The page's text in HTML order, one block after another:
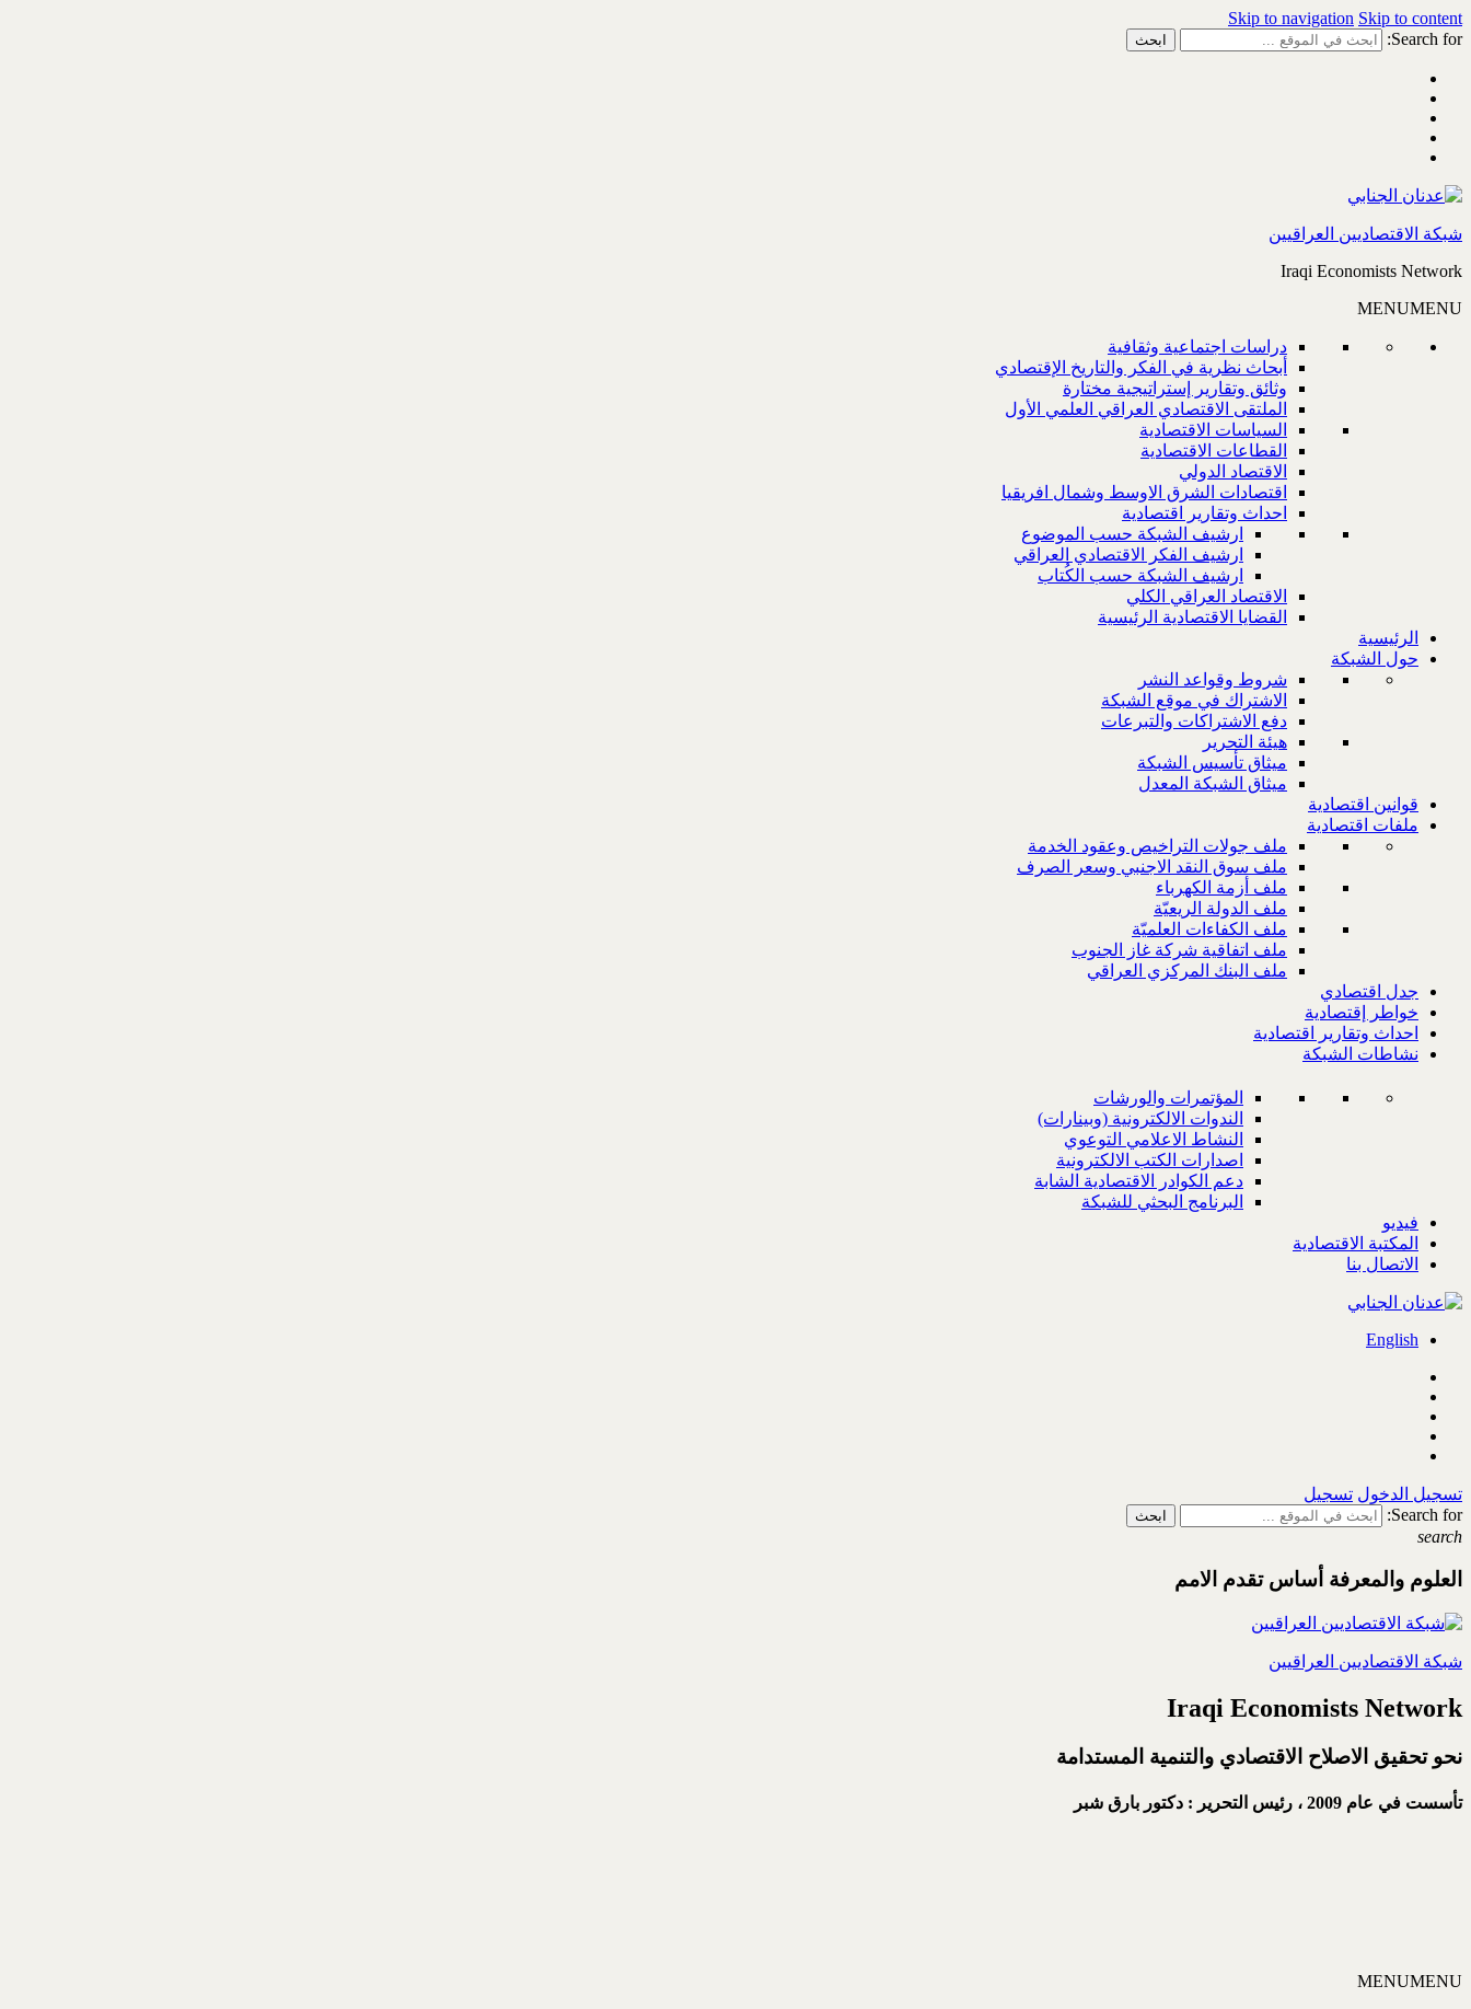
Skip to navigation Skip to content
Search for:
شبكة الاقتصاديين العراقيين
Iraqi Economists Network
MENUMENU
دراسات اجتماعية وثقافية
أبحاث نظرية في الفكر والتاريخ الإقتصادي
وثائق وتقارير إستراتيجية مختارة
الملتقى الاقتصادي العراقي العلمي الأول
السياسات الاقتصادية
القطاعات الاقتصادية
الاقتصاد الدولي
اقتصادات الشرق الاوسط وشمال افريقيا
احداث وتقارير اقتصادية
ارشيف الشبكة حسب الموضوع
ارشيف الفكر الاقتصادي العراقي
ارشيف الشبكة حسب الكُتاب
الاقتصاد العراقي الكلي
القضايا الاقتصادية الرئيسية
الرئيسية
حول الشبكة
شروط وقواعد النشر
الاشتراك في موقع الشبكة
دفع الاشتراكات والتبرعات
هيئة التحرير
ميثاق تأسيس الشبكة
ميثاق الشبكة المعدل
قوانين اقتصادية
ملفات اقتصادية
ملف جولات التراخيص وعقود الخدمة
ملف سوق النقد الاجنبي وسعر الصرف
ملف أزمة الكهرباء
ملف الدولة الريعيّة
ملف الكفاءات العلميّة
ملف اتفاقية شركة غاز الجنوب
ملف البنك المركزي العراقي
جدل اقتصادي
خواطر إقتصادية
احداث وتقارير اقتصادية
نشاطات الشبكة
المؤتمرات والورشات
الندوات الالكترونية (وبينارات)
النشاط الاعلامي التوعوي
اصدارات الكتب الالكترونية
دعم الكوادر الاقتصادية الشابة
البرنامج البحثي للشبكة
فيديو
المكتبة الاقتصادية
الاتصال بنا
English
تسجيل الدخول تسجيل
Search for:
search
العلوم والمعرفة أساس تقدم الامم
شبكة الاقتصاديين العراقيين
Iraqi Economists Network
نحو تحقيق الاصلاح الاقتصادي والتنمية المستدامة
تأسست في عام 2009 ، رئيس التحرير : دكتور بارق شبر
MENUMENU